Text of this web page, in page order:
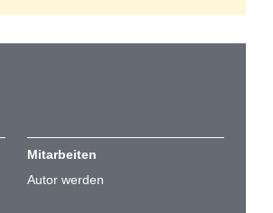
Mitarbeiten
Autor werden